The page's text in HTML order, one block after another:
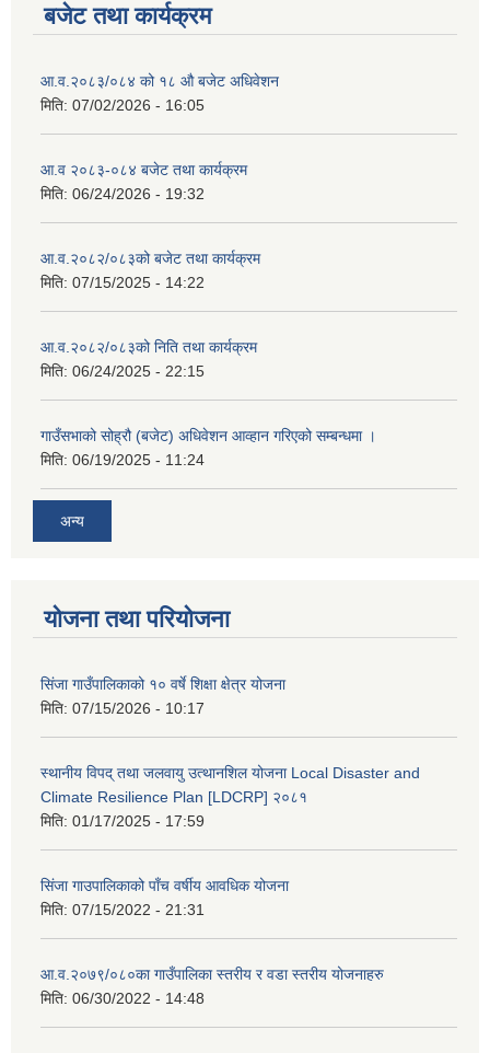
बजेट तथा कार्यक्रम
आ.व.२०८३/०८४ को १८ ‍औ बजेट अधिवेशन
मिति: 07/02/2026 - 16:05
आ.व २०८३-०८४ बजेट तथा कार्यक्रम
मिति: 06/24/2026 - 19:32
आ.व.२०८२/०८३को बजेट तथा कार्यक्रम
मिति: 07/15/2025 - 14:22
आ.व.२०८२/०८३को निति तथा कार्यक्रम
मिति: 06/24/2025 - 22:15
गाउँसभाको सोह्रौ (बजेट) अधिवेशन आव्हान गरिएको सम्बन्धमा ।
मिति: 06/19/2025 - 11:24
अन्य
योजना तथा परियोजना
सिंजा गाउँपालिकाको १० वर्षे शिक्षा क्षेत्र योजना
मिति: 07/15/2026 - 10:17
स्थानीय विपद् तथा जलवायु उत्थानशिल योजना Local Disaster and
Climate Resilience Plan [LDCRP] २०८१
मिति: 01/17/2025 - 17:59
सिंजा गाउपालिकाको पाँच वर्षीय आवधिक योजना
मिति: 07/15/2022 - 21:31
आ.व.२०७९/०८०का गाउँपालिका स्तरीय र वडा स्तरीय योजनाहरु
मिति: 06/30/2022 - 14:48